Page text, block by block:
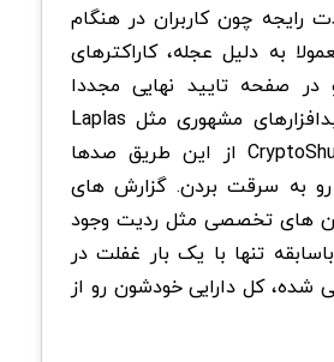
رایجه چون کاربران در هنگام
به دلیل عجله، کاراکترهای
صفحه تایید نهایی مجددا
کنترل نمیکنن. بدافزارهای مشهوری مثل Laplas
Clipper و CryptoShuffler از این طریق صدها
رو به سرقت بردن. گزارش های
های تخصصی مثل ردیت وجود
تنها با یک بار غفلت در
کل دارایی خودشون رو از